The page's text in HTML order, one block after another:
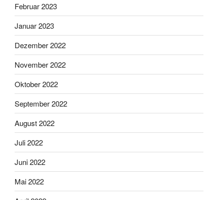
Februar 2023
Januar 2023
Dezember 2022
November 2022
Oktober 2022
September 2022
August 2022
Juli 2022
Juni 2022
Mai 2022